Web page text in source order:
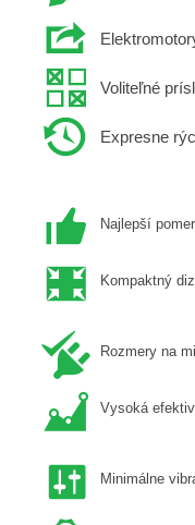
Voliteľné
Expresne
Najlepší
Kompaktný
Rozmery na
Vysoká
Minimálne